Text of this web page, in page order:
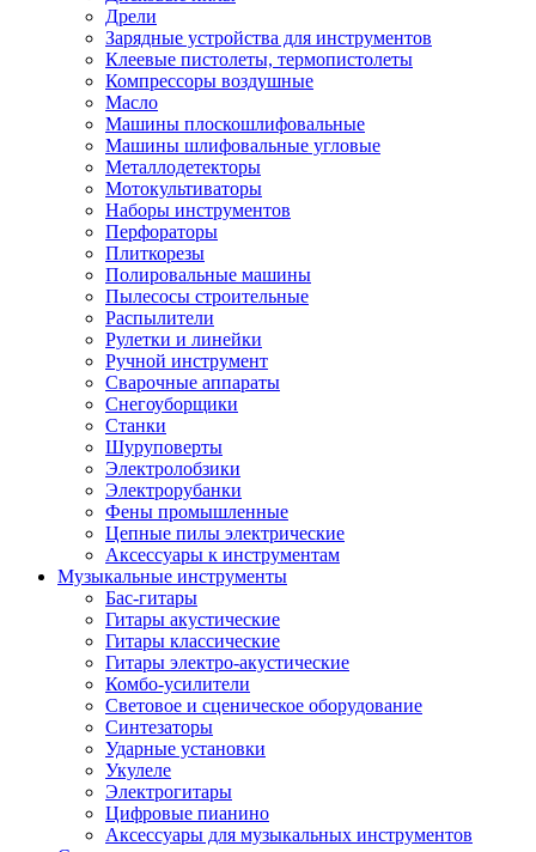
Дрели
Зарядные устройства для инструментов
Клеевые пистолеты, термопистолеты
Компрессоры воздушные
Масло
Машины плоскошлифовальные
Машины шлифовальные угловые
Металлодетекторы
Мотокультиваторы
Наборы инструментов
Перфораторы
Плиткорезы
Полировальные машины
Пылесосы строительные
Распылители
Рулетки и линейки
Ручной инструмент
Сварочные аппараты
Снегоуборщики
Станки
Шуруповерты
Электролобзики
Электрорубанки
Фены промышленные
Цепные пилы электрические
Аксессуары к инструментам
Музыкальные инструменты
Бас-гитары
Гитары акустические
Гитары классические
Гитары электро-акустические
Комбо-усилители
Световое и сценическое оборудование
Синтезаторы
Ударные установки
Укулеле
Электрогитары
Цифровые пианино
Аксессуары для музыкальных инструментов